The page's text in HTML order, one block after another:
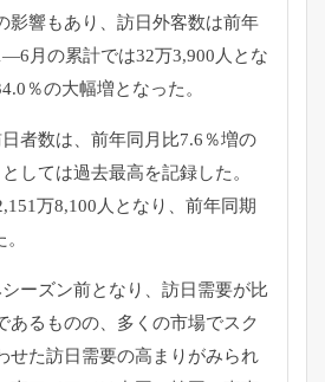
影響もあり、訪日外客数は前年
月の累計では32万3,900人とな
％の大幅増となった。
者数は、前年同月比7.6％増の
しては過去最高を記録した。
万8,100人となり、 前年同期
ーズン前となり、 訪日需要が比
るものの、 多くの市場でスク
せた訪日需要の高まりがみられ